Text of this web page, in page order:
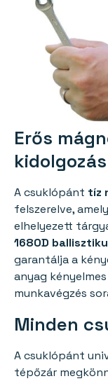
Erős
kidolgozás
A csuklópánt tíz
felszerelve,
elhelyezett
1680D
garantálja a
anyag
munkavégzés
Minden
A csuklópánt
tépőzár